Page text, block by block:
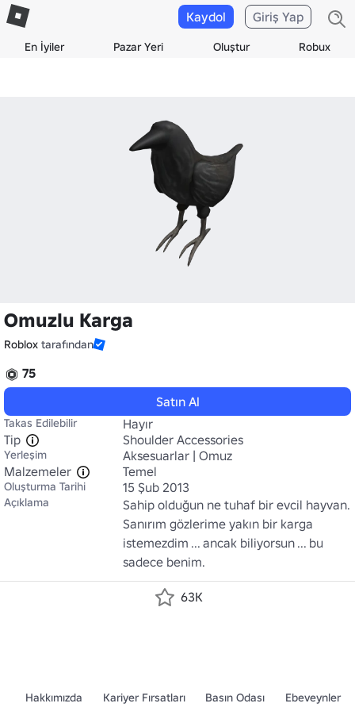
En İyiler Pazar Yeri Oluştur Robux
Kaydol Giriş Yap
Omuzlu Karga
Roblox tarafından
75
Satın Al
Takas Edilebilir
Hayır
Tip
Shoulder Accessories
Yerleşim
Aksesuarlar | Omuz
Malzemeler
Temel
Oluşturma Tarihi 15 Şub 2013
Açıklama
Sahip olduğun ne tuhaf bir evcil hayvan.
Sanırım gözlerime yakın bir karga
istemezdim ... ancak biliyorsun ... bu
sadece benim.
63K
Hakkımızda Kariyer Fırsatları Basın Odası Ebeveynler